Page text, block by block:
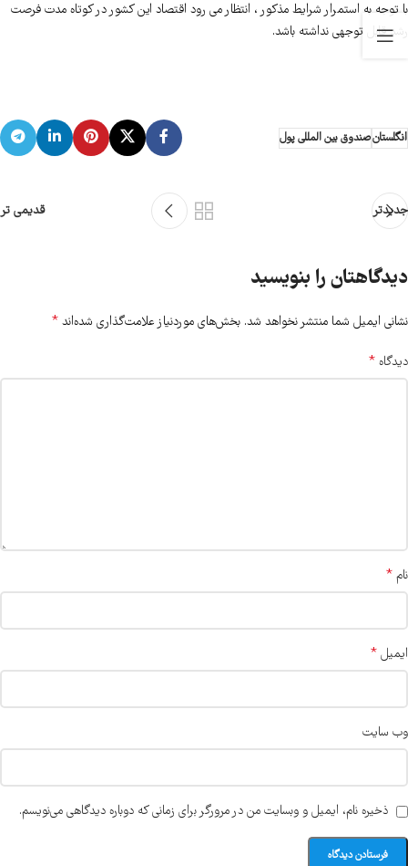
با توجه به استمرار شرایط مذکور ، انتظار می رود اقتصاد این کشور در کوتاه مدت فرصت
رشد قابل توجهی نداشته باشد.
انگلستانصندوق بین المللی پول
جدیدتر قدیمی تر
دیدگاهتان را بنویسید
نشانی ایمیل شما منتشر نخواهد شد. بخش‌های موردنیاز علامت‌گذاری شده‌اند *
دیدگاه *
نام *
ایمیل *
وب‌ سایت
ذخیره نام، ایمیل و وبسایت من در مرورگر برای زمانی که دوباره دیدگاهی می‌نویسم.